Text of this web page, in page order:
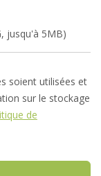
jusqu'à 5MB)
soient utilisées et
sur le stockage
de